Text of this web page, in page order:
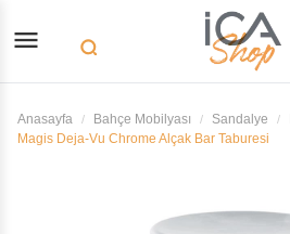
menu search
Anasayfa Bahçe Mobilyası Sandalye
Magis Deja-Vu Chrome Alçak Bar Taburesi